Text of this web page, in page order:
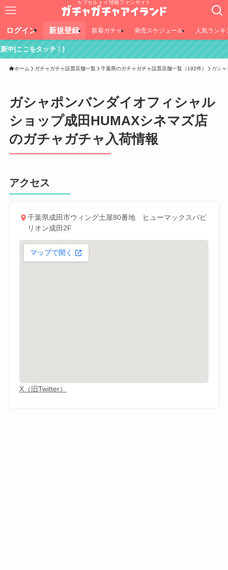
カプセルトイ情報ファンサイト
ログイン 新規登録 新着ガチャ 発売スケジュール 人気ランキ
ッチ！)
ホーム ガチャガチャ設置店舗一覧 千葉県のガチャガチャ設置店舗一覧（192件） ガシ
ガシャポンバンダイオフィシャル
ショップ成田HUMAXシネマズ店
のガチャガチャ入荷情報
アクセス
千葉県成田市ウィング土屋80番地 ヒューマックスパビ
リオン成田2F
X（旧Twitter）